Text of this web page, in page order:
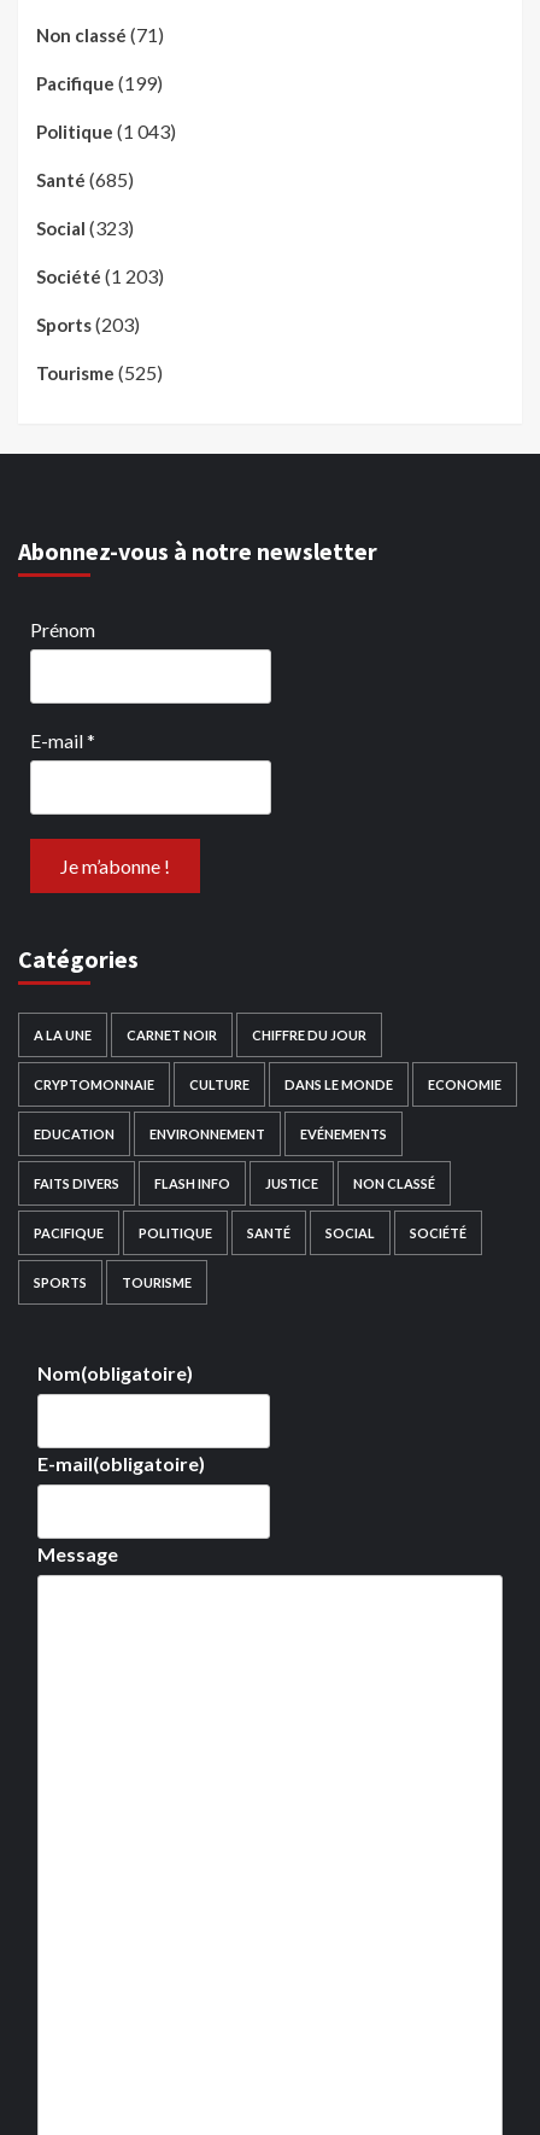
Non classé (71)
Pacifique (199)
Politique (1 043)
Santé (685)
Social (323)
Société (1 203)
Sports(203)
Tourisme (525)
Abonnez-vous à notre newsletter
Prénom
E-mail*
Catégories
A LA UNE CARNET NOIR CHIFFRE DU JOUR
CRYPTOMONNAIE CULTURE DANS LE MONDE ECONOMIE
EDUCATION ENVIRONNEMENT EVÉNEMENTS
FAITS DIVERS FLASH INFO JUSTICE NON CLASSÉ
PACIFIQUE POLITIQUE SANTÉ SOCIAL SOCIÉTÉ
SPORTS TOURISME
Nom(obligatoire)
E-mail(obligatoire)
Message